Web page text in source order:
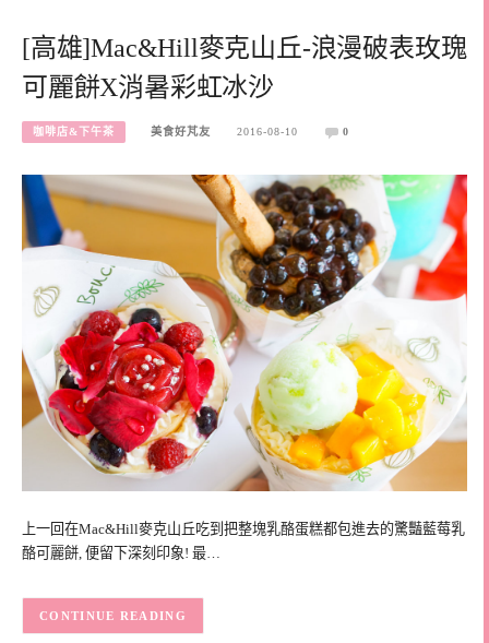
[高雄]Mac&Hill麥克山丘-浪漫破表玫瑰
可麗餅X消暑彩虹冰沙
咖啡店&下午茶 美食好芃友 2016-08-10 0
上一回在Mac&Hill麥克山丘吃到把整塊乳酪蛋糕都包進去的驚豔藍莓乳
酪可麗餅, 便留下深刻印象! 最…
CONTINUE READING